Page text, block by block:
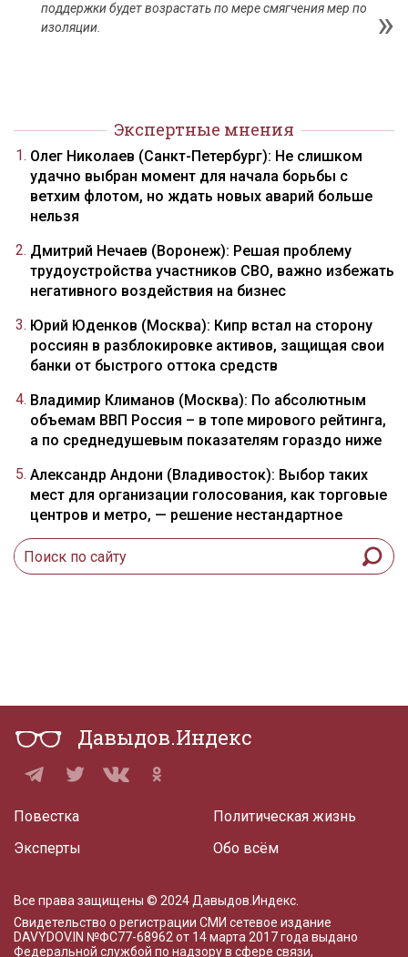
поддержки будет возрастать по мере смягчения мер по
изоляции.
Экспертные мнения
Олег Николаев (Санкт-Петербург): Не слишком
удачно выбран момент для начала борьбы с
ветхим флотом, но ждать новых аварий больше
нельзя
Дмитрий Нечаев (Воронеж): Решая проблему
трудоустройства участников СВО, важно избежать
негативного воздействия на бизнес
Юрий Юденков (Москва): Кипр встал на сторону
россиян в разблокировке активов, защищая свои
банки от быстрого оттока средств
Владимир Климанов (Москва): По абсолютным
объемам ВВП Россия – в топе мирового рейтинга,
а по среднедушевым показателям гораздо ниже
Александр Андони (Владивосток): Выбор таких
мест для организации голосования, как торговые
центров и метро, — решение нестандартное
Давыдов.Индекс
Повестка
Эксперты
Политическая жизнь
Обо всём
Все права защищены © 2024 Давыдов.Индекс.
Свидетельство о регистрации СМИ сетевое издание
DAVYDOV.IN №ФС77-68962 от 14 марта 2017 года выдано
Федеральной службой по надзору в сфере связи,